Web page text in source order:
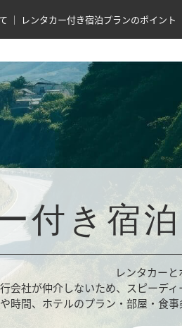
レンタカー付き宿泊プランのポイント
付き宿
レンタカーと
会社が仲介しないため、スピーディ
時間、ホテルのプラン・部屋・食事